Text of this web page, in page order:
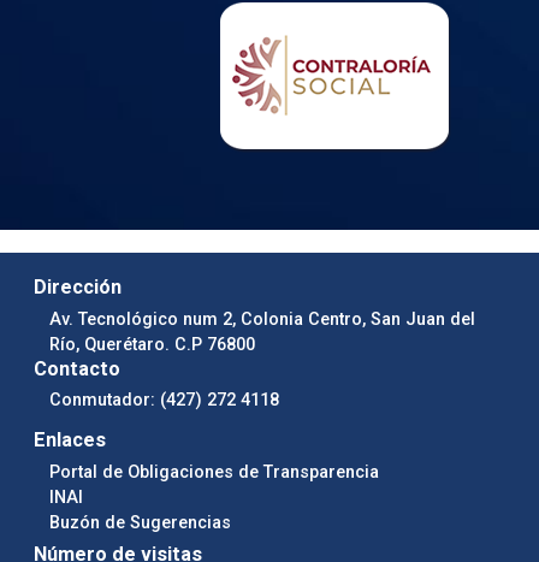
Dirección
Av. Tecnológico num 2, Colonia Centro, San Juan del
Río, Querétaro. C.P 76800
Contacto
Conmutador: (427) 272 4118
Enlaces
Portal de Obligaciones de Transparencia
INAI
Buzón de Sugerencias
Número de visitas